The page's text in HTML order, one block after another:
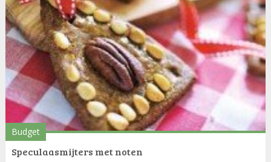
Budget
Speculaasmijters met noten